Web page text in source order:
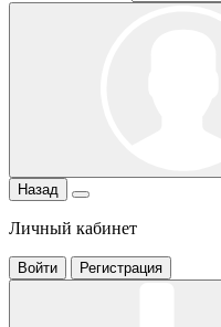
Назад
Личный кабинет
Войти Регистрация